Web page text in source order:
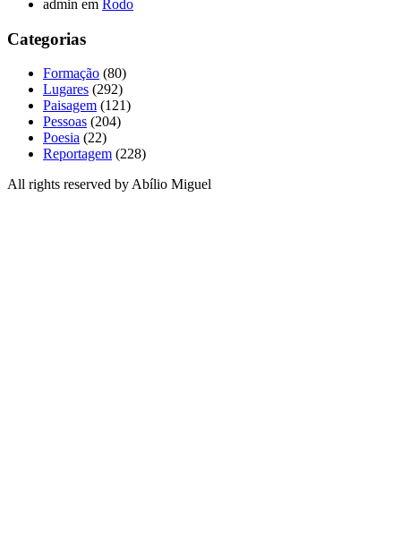
admin em Rodo
Categorias
Formação (80)
Lugares (292)
Paisagem (121)
Pessoas (204)
Poesia (22)
Reportagem (228)
All rights reserved by Abílio Miguel